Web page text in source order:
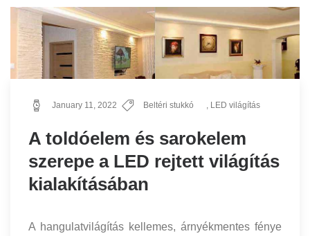
January 11, 2022 Beltéri stukkó , LED világítás
A toldóelem és sarokelem
szerepe a LED rejtett világítás
kialakításában
A hangulatvilágítás kellemes, árnyékmentes fénye